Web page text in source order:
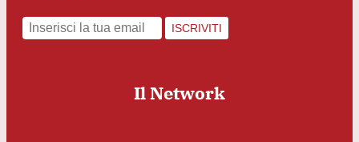
ISCRIVITI
Il Network